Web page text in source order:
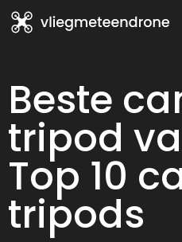
Beste
tripod
Top 10
tripods